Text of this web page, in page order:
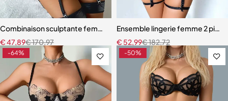
Combinaison sculptante femme – Maille et cuir PU avec chaîne
€170,97
€47,89
Ensemble lingerie femme 2
€182,72
€ 52,99
-64% -50%